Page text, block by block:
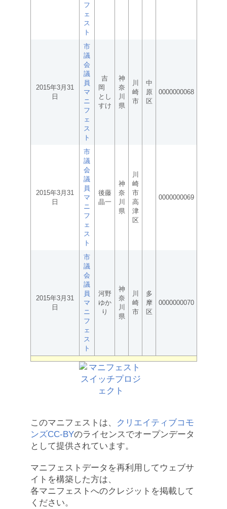
フ
ェ
ス
ト
2015年3月31
日
市
議
会
議
員
マ
ニ
フ
ェ
ス
ト
吉
岡
とし
すけ
神
奈
川
県
川
崎
市
中
原
区
0000000068
2015年3月31
日
市
議
会
議
員
マ
ニ
フ
ェ
ス
ト
後藤
晶一
神
奈
川
県
川
崎
市
高
津
区
0000000069
2015年3月31
日
市
議
会
議
員
マ
ニ
フ
ェ
ス
ト
河野
ゆか
り
神
奈
川
県
川
崎
市
多
摩
区
0000000070
このマニフェストは、
クリエイティブコモ
ンズCC-BYのライセンスでオープンデータ
として提供されています。
マニフェストデータを再利用してウェブサ
イトを構築した方は、
各マニフェストへのクレジットを掲載して
ください。